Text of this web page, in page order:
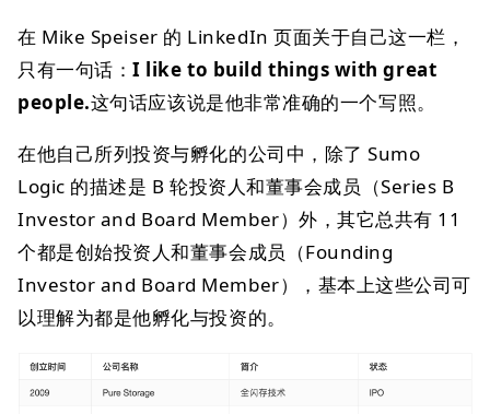
在 Mike Speiser 的 LinkedIn 页面关于自己这一栏，
只有一句话：I like to build things with great
people.这句话应该说是他非常准确的一个写照。
在他自己所列投资与孵化的公司中，除了 Sumo
Logic 的描述是 B 轮投资人和董事会成员（Series B
Investor and Board Member）外，其它总共有 11
个都是创始投资人和董事会成员（Founding
Investor and Board Member），基本上这些公司可
以理解为都是他孵化与投资的。